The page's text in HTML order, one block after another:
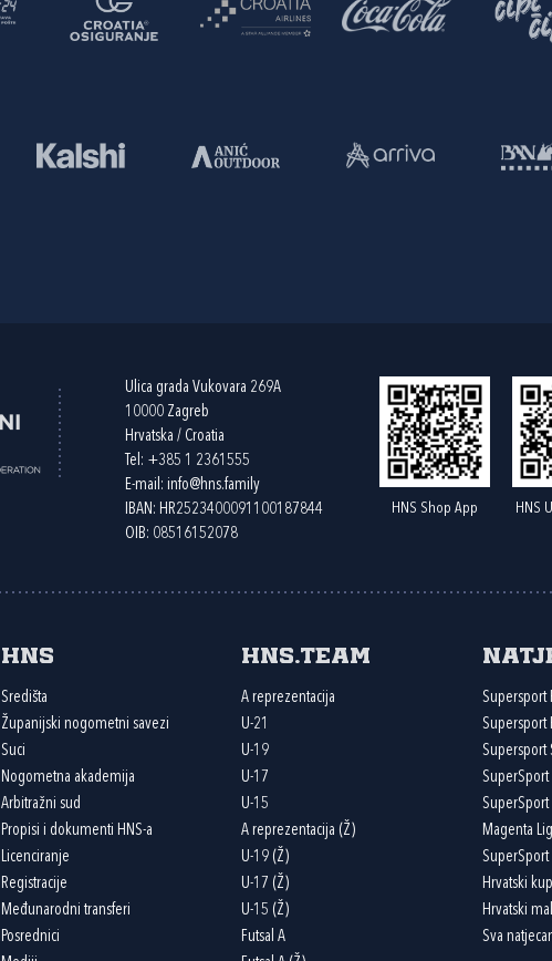
Ulica grada Vukovara 269A
10000 Zagreb
Hrvatska / Croatia
Tel: +385 1 2361555
E-mail: info@hns.family
IBAN: HR2523400091100187844
OIB: 08516152078
HNS Shop App HNS
HNS
Središta
Županijski nogometni savezi
Suci
Nogometna akademija
Arbitražni sud
Propisi i dokumenti HNS-a
Licenciranje
Registracije
Međunarodni transferi
Posrednici
HNS.team
A reprezentacija
U-21
U-19
U-17
U-15
A reprezentacija (Ž)
U-19 (Ž)
U-17 (Ž)
U-15 (Ž)
Futsal A
Supersport
Supersport
Supersport
SuperSport
SuperSport
Magenta
SuperSport
Hrvatski
Hrvatski
Sva